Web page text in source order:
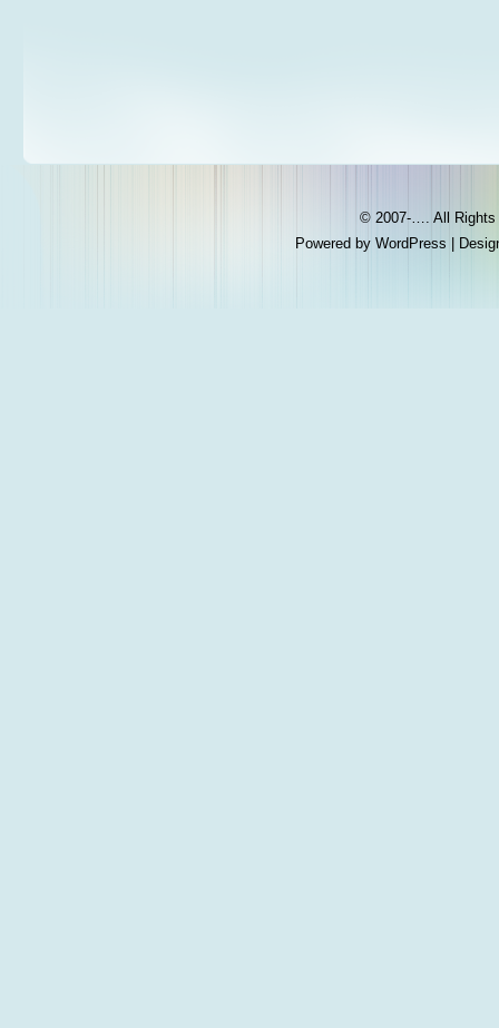
© 2007-…. All
Powered by WordPress |